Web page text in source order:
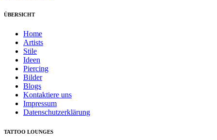
ÜBERSICHT
Home
Artists
Stile
Ideen
Piercing
Bilder
Blogs
Kontaktiere uns
Impressum
Datenschutzerklärung
TATTOO LOUNGES